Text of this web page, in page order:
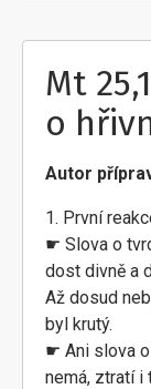
Mt
o
Autor
1. První
☛ Slova o
dost divně a
Až dosud
byl krutý.
☛ Ani slova o
nemá, ztratí i